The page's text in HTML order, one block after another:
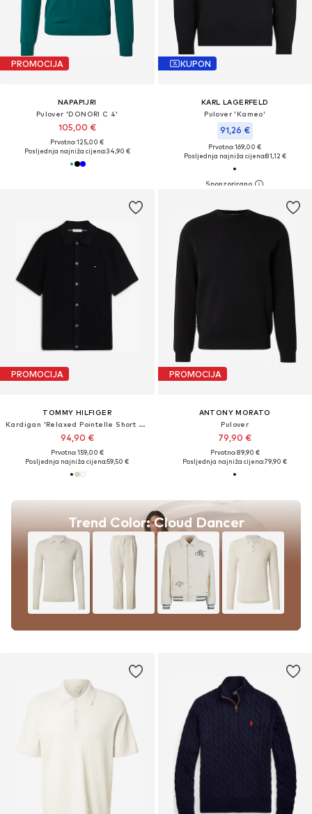
PROMOCIJA
NAPAPIJRI
Pulover 'DONORI C 4'
105,00 €
Prvotno: 125,00 €
Posljednja najniža cijena:34,90 €
KUPON
KARL LAGERFELD
Pulover 'Kameo'
91,26 €
Prvotno: 169,00 €
Posljednja najniža cijena:81,12 €
PROMOCIJA
TOMMY HILFIGER
Kardigan 'Relaxed Pointelle Short Sleeve With'
94,90 €
Prvotno: 159,00 €
Posljednja najniža cijena:59,50 €
Trend Color: Cloud Dancer
PROMOCIJA
ANTONY MORATO
Pulover
79,90 €
Prvotno: 89,90 €
Posljednja najniža cijena:79,90 €